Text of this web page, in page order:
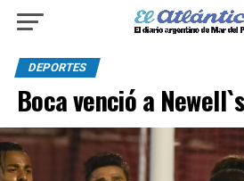
DEPORTES
Boca venció a